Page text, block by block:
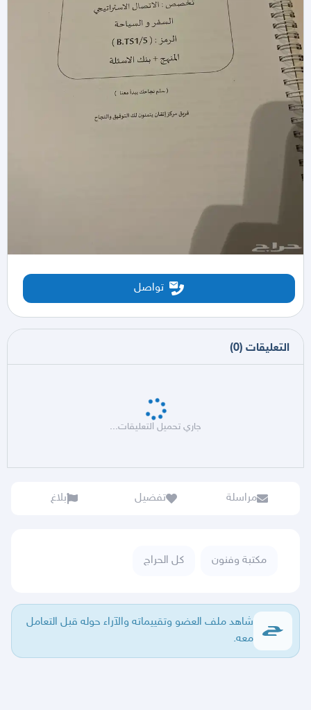
تواصل
التعليقات (
0
)
جاري تحميل التعليقات...
مراسلة تفضيل بلاغ
مكتبة وفنون كل الحراج
شاهد ملف العضو وتقييماته والآراء حوله قبل التعامل
معه.